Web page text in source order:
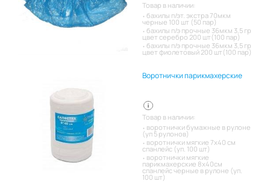
Товар в наличии:
бахилы п/эт. экстра 70мкм
черные 100 шт (50 пар)
бахилы п/э прочные 36мкм 3,5 гр
цвет серебро 200 шт(100 пар)
бахилы п/э прочные 36мкм 3,5 гр
цвет фиолетовый 200 шт(100 пар)
Воротнички парикмахерские
Товар в наличии:
воротнички бумажные в рулоне
(уп 5 рулонов)
воротнички мягкие 7х40 см
спанлейс (уп. 100 шт)
воротнички мягкие
парикмахерские 8х40см
спанлейс черные в рулоне (уп.
100 шт)